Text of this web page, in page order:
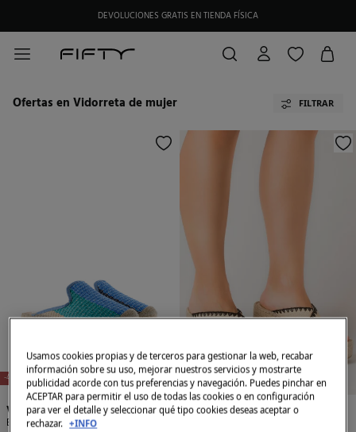
DEVOLUCIONES GRATIS EN TIENDA FÍSICA
Ofertas en Vidorreta de mujer FILTRAR
-45% E
X
C
L
U
SI
V
O
O
N
LI
N
E
Vidorreta
Babucha de yute
-53%
Vidorreta
Usamos cookies propias y de terceros para gestionar la web, recabar
información sobre su uso, mejorar nuestros servicios y mostrarte
publicidad acorde con tus preferencias y navegación. Puedes pinchar en
ACEPTAR para permitir el uso de todas las cookies o en configuración
para ver el detalle y seleccionar qué tipo cookies deseas aceptar o
rechazar. +INFO